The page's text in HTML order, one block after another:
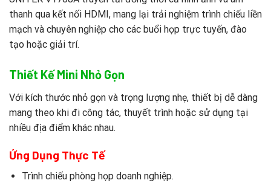
thanh qua kết nối HDMI, mang lại trải nghiệm trình chiếu liền
mạch và chuyên nghiệp cho các buổi họp trực tuyến, đào
tạo hoặc giải trí.
Thiết Kế Mini Nhỏ Gọn
Với kích thước nhỏ gọn và trọng lượng nhẹ, thiết bị dễ dàng
mang theo khi đi công tác, thuyết trình hoặc sử dụng tại
nhiều địa điểm khác nhau.
Ứng Dụng Thực Tế
Trình chiếu phòng họp doanh nghiệp.